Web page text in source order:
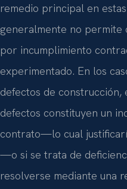
remedio principal en
generalmente no permite
por incumplimiento
experimentado. En los
defectos de construcción,
defectos constituyen un
contrato—lo cual
—o si se trata de
resolverse mediante una